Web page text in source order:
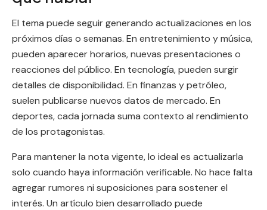
El tema puede seguir generando actualizaciones en los
próximos días o semanas. En entretenimiento y música,
pueden aparecer horarios, nuevas presentaciones o
reacciones del público. En tecnología, pueden surgir
detalles de disponibilidad. En finanzas y petróleo,
suelen publicarse nuevos datos de mercado. En
deportes, cada jornada suma contexto al rendimiento
de los protagonistas.
Para mantener la nota vigente, lo ideal es actualizarla
solo cuando haya información verificable. No hace falta
agregar rumores ni suposiciones para sostener el
interés. Un artículo bien desarrollado puede